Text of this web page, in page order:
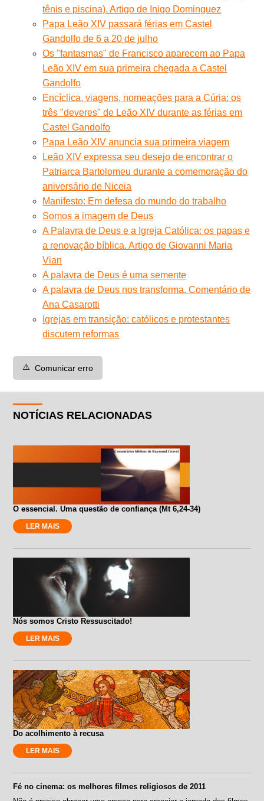
tênis e piscina). Artigo de Inigo Dominguez
Papa Leão XIV passará férias em Castel
Gandolfo de 6 a 20 de julho
Os "fantasmas" de Francisco aparecem ao Papa
Leão XIV em sua primeira chegada a Castel
Gandolfo
Encíclica, viagens, nomeações para a Cúria: os
três "deveres" de Leão XIV durante as férias em
Castel Gandolfo
Papa Leão XIV anuncia sua primeira viagem
Leão XIV expressa seu desejo de encontrar o
Patriarca Bartolomeu durante a comemoração do
aniversário de Niceia
Manifesto: Em defesa do mundo do trabalho
Somos a imagem de Deus
A Palavra de Deus e a Igreja Católica: os papas e
a renovação bíblica. Artigo de Giovanni Maria
Vian
A palavra de Deus é uma semente
A palavra de Deus nos transforma. Comentário de
Ana Casarotti
Igrejas em transição: católicos e protestantes
discutem reformas
⚠️ Comunicar erro
NOTÍCIAS RELACIONADAS
O essencial. Uma questão de confiança (Mt 6,24-34)
LER MAIS
Nós somos Cristo Ressuscitado!
LER MAIS
Do acolhimento à recusa
LER MAIS
Fé no cinema: os melhores filmes religiosos de 2011